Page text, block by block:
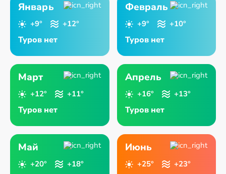
Январь
+9° +12°
Туров нет
Февраль
+9° +10°
Туров нет
Март
+12° +11°
Туров нет
Апрель
+16° +13°
Туров нет
Май
+20° +18°
Июнь
+25° +23°